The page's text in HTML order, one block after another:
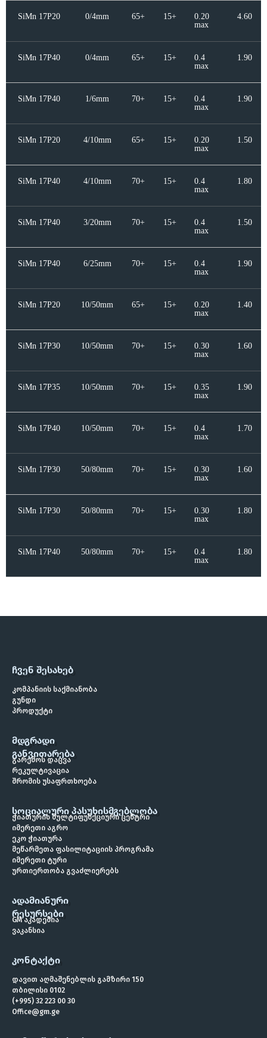
SiMn 17P20 0/4mm 65+ 15+
0.20
max
4.60
SiMn 17P40 0/4mm 65+ 15+
0.4
max
1.90
SiMn 17P40 1/6mm 70+ 15+
0.4
max
1.90
SiMn 17P20 4/10mm 65+ 15+
0.20
max
1.50
SiMn 17P40 4/10mm 70+ 15+
0.4
max
1.80
SiMn 17P40 3/20mm 70+ 15+
0.4
max
1.50
SiMn 17P40 6/25mm 70+ 15+
0.4
max
1.90
SiMn 17P20 10/50mm 65+ 15+
0.20
max
1.40
SiMn 17P30 10/50mm 70+ 15+
0.30
max
1.60
SiMn 17P35 10/50mm 70+ 15+
0.35
max
1.90
SiMn 17P40 10/50mm 70+ 15+
0.4
max
1.70
SiMn 17P30 50/80mm 70+ 15+
0.30
max
1.60
SiMn 17P30 50/80mm 70+ 15+
0.30
max
1.80
SiMn 17P40 50/80mm 70+ 15+
0.4
max
1.80
ᲩᲕᲔᲜ ᲨᲔᲡᲐᲮᲔᲑ
კომპანიის საქმიანობა
გუნდი
პროდუქტი
ᲛᲓᲒᲠᲐᲓᲘ
ᲒᲐᲜᲕᲘᲗᲐᲠᲔᲑᲐ
გარემოს დაცვა
რეკულტივაცია
შრომის უსაფრთხოება
ᲡᲝᲪᲘᲐᲚᲣᲠᲘ ᲞᲐᲡᲣᲮᲘᲡᲛᲒᲔᲑᲚᲝᲑᲐ
ჭიათურის მულტიფუნქციური ცენტრი
იმერეთი აგრო
ეკო ჭიათურა
მეწარმეთა ფასილიტაციის პროგრამა
იმერეთი ტური
ურთიერთობა გვაძლიერებს
ᲐᲓᲐᲛᲘᲐᲜᲣᲠᲘ
ᲠᲔᲡᲣᲠᲡᲔᲑᲘ
GM აკადემია
ვაკანსია
ᲙᲝᲜᲢᲐᲥᲢᲘ
დავით აღმაშენებლის გამზირი 150
თბილისი 0102
(+995) 32 223 00 30
Office@gm.ge